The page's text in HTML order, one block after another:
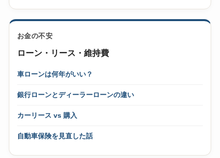
お金の不安
ローン・リース・維持費
車ローンは何年がいい？
銀行ローンとディーラーローンの違い
カーリース vs 購入
自動車保険を見直した話